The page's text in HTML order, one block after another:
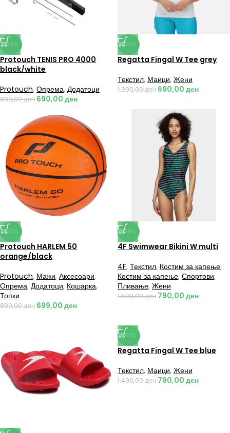
-22%
Protouch TENIS PRO 4000
black/white
Protouch, Опрема, Додатоци
890,00ден 690,00 ден
-50%
Regatta Fingal W Tee grey
Текстил, Маици, Жени
1.390,00ден 690,00 ден
-22%
Protouch HARLEM 50
orange/black
Protouch, Мажи, Аксесоари,
Опрема, Додатоци, Кошарка,
Топки
899,00ден 699,00 ден
-50%
4F Swimwear Bikini W multi
4F, Текстил, Костим за капење,
Костим за капење, Спортови,
Пливање, Жени
1.590,00ден 790,00 ден
-47%
Regatta Fingal W Tee blue
Текстил, Маици, Жени
1.490,00ден 790,00 ден